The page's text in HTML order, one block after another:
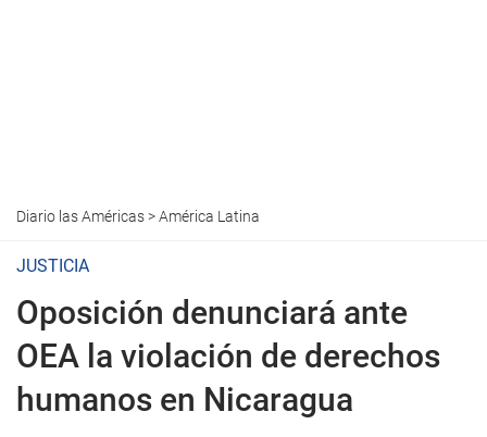
Diario las Américas>América Latina
JUSTICIA
Oposición denunciará ante
OEA la violación de derechos
humanos en Nicaragua